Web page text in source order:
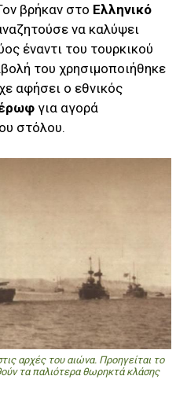
βρήκαν στο Ελληνικό
να καλύψει
έναντι του τουρκικού
του χρησιμοποιήθηκε
αφήσει ο εθνικός
για αγορά
στόλου.
αρχές του αιώνα. Προηγείται το
τα παλιότερα θωρηκτά κλάσης